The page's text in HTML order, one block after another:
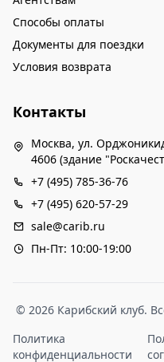
Способы оплаты
Документы для поездки
Условия возврата
Контакты
Москва, ул.
4606 (здание
+7 (495) 785-36-76
+7 (495) 620-57-29
sale@carib.ru
Пн-Пт: 10:00-19:00
© 2026 Карибский клуб.
Политика
конфиденциальности